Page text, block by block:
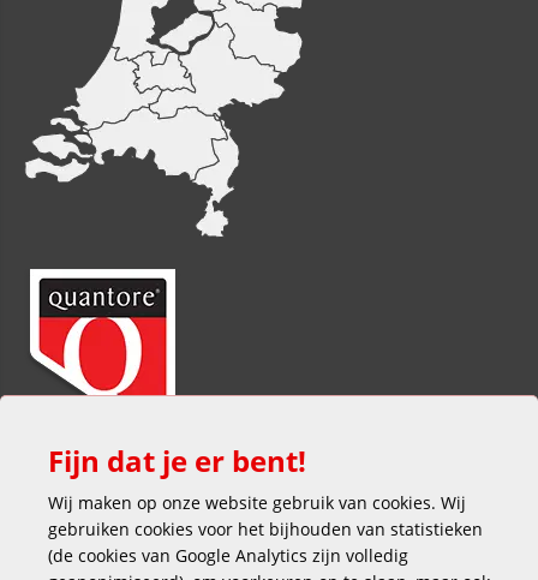
Fijn dat je er bent!
Wij maken op onze website gebruik van cookies. Wij
gebruiken cookies voor het bijhouden van statistieken
(de cookies van Google Analytics zijn volledig